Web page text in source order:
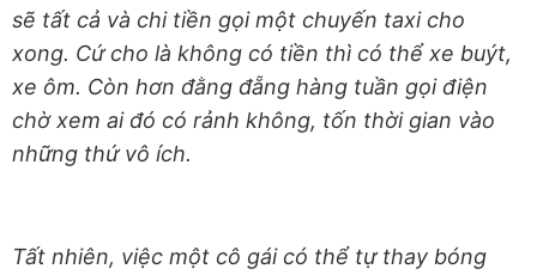
sẽ tất cả và chi tiền gọi một chuyến taxi cho
xong. Cứ cho là không có tiền thì có thể xe buýt,
xe ôm. Còn hơn đằng đẵng hàng tuần gọi điện
chờ xem ai đó có rảnh không, tốn thời gian vào
những thứ vô ích.
Tất nhiên, việc một cô gái có thể tự thay bóng